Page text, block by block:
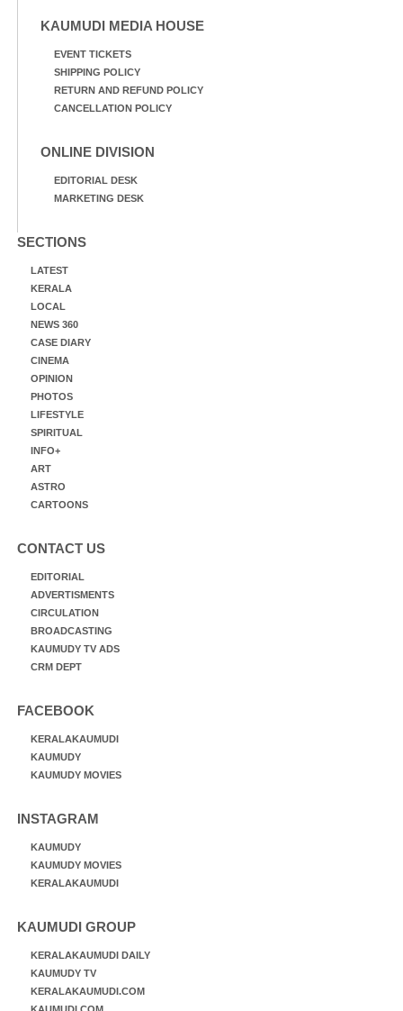
KAUMUDI MEDIA HOUSE
EVENT TICKETS
SHIPPING POLICY
RETURN AND REFUND POLICY
CANCELLATION POLICY
ONLINE DIVISION
EDITORIAL DESK
MARKETING DESK
SECTIONS
LATEST
KERALA
LOCAL
NEWS 360
CASE DIARY
CINEMA
OPINION
PHOTOS
LIFESTYLE
SPIRITUAL
INFO+
ART
ASTRO
CARTOONS
CONTACT US
EDITORIAL
ADVERTISMENTS
CIRCULATION
BROADCASTING
KAUMUDY TV ADS
CRM DEPT
FACEBOOK
KERALAKAUMUDI
KAUMUDY
KAUMUDY MOVIES
INSTAGRAM
KAUMUDY
KAUMUDY MOVIES
KERALAKAUMUDI
KAUMUDI GROUP
KERALAKAUMUDI DAILY
KAUMUDY TV
KERALAKAUMUDI.COM